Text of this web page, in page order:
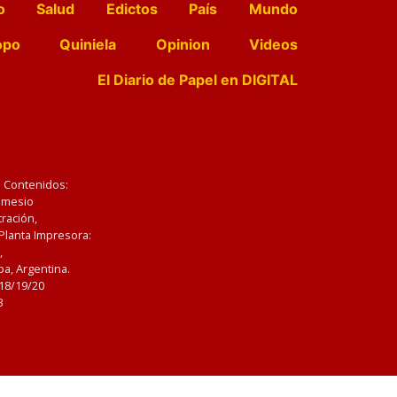
Salud Edictos País
Mundo
Quiniela Opinion
Videos
El Diario de Papel en DIGITAL
Impresora:
Argentina.
19/20